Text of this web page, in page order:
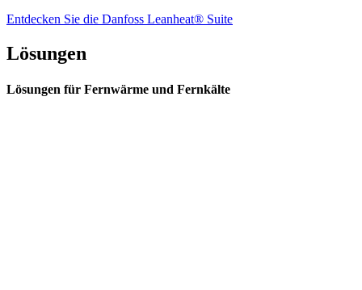
Entdecken Sie die Danfoss Leanheat® Suite
Lösungen
Lösungen für Fernwärme und Fernkälte